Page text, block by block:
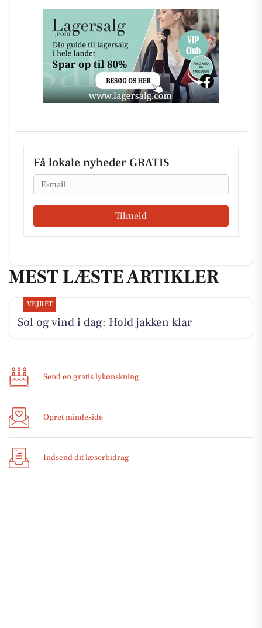
Få lokale nyheder GRATIS
Email
Tilmeld
MEST LÆSTE ARTIKLER
VEJRET
Sol og vind i dag: Hold jakken klar
Send en gratis lykønskning
Opret mindeside
Indsend dit læserbidrag